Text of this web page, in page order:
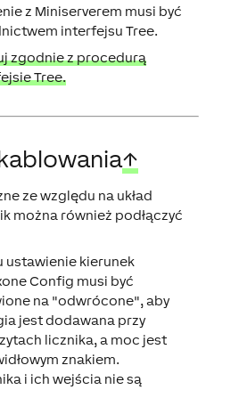
z Miniserverem musi być
interfejsu Tree.
zgodnie z procedurą
Tree.
↑
ze względu na układ
można również podłączyć
ustawienie kierunek
Config musi być
na "odwrócone", aby
jest dodawana przy
licznika, a moc jest
znakiem.
i ich wejścia nie są